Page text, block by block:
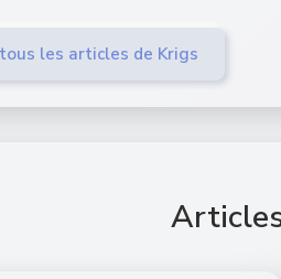
les articles de Krigs